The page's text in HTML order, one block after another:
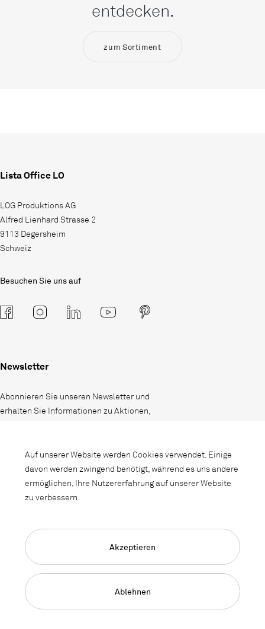
entdecken.
zum Sortiment
Lista Office LO
LOG Produktions AG
Alfred Lienhard Strasse 2
9113 Degersheim
Schweiz
Besuchen Sie uns auf
Newsletter
Abonnieren Sie unseren Newsletter und
erhalten Sie Informationen zu Aktionen,
Language Navigation
Deutsch
Impressum AGB
Auf unserer Website werden Cookies verwendet. Einige
davon werden zwingend benötigt, während es uns andere
ermöglichen, Ihre Nutzererfahrung auf unserer Website
zu verbessern.
Ablehnen
Akzeptieren